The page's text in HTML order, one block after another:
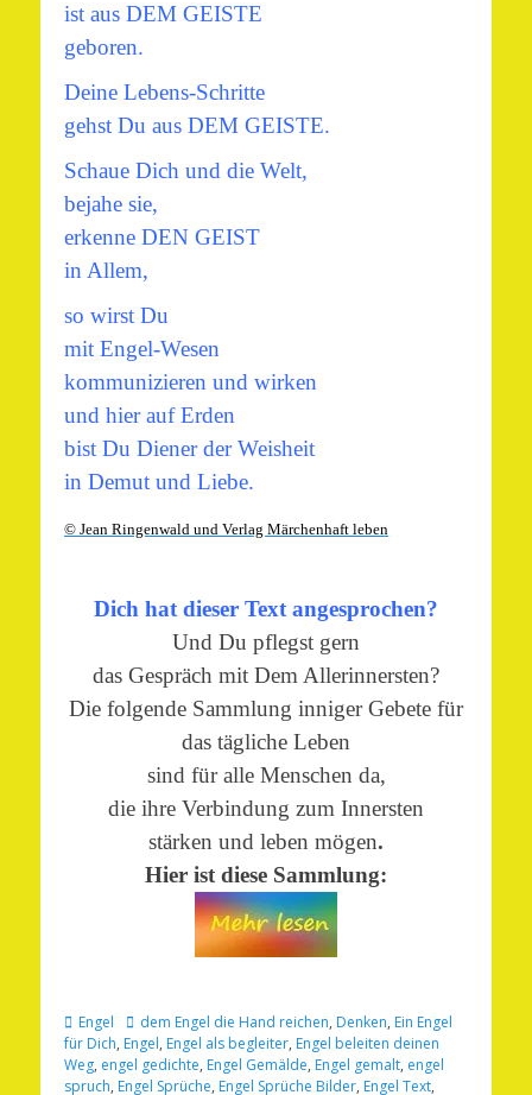
ist aus DEM GEISTE
geboren.
Deine Lebens-Schritte
gehst Du aus DEM GEISTE.
Schaue Dich und die Welt,
bejahe sie,
erkenne DEN GEIST
in Allem,
so wirst Du
mit Engel-Wesen
kommunizieren und wirken
und hier auf Erden
bist Du Diener der Weisheit
in Demut und Liebe.
© Jean Ringenwald und Verlag Märchenhaft leben
Dich hat dieser Text angesprochen?
Und Du pflegst gern
das Gespräch mit Dem Allerinnersten?
Die folgende Sammlung inniger Gebete für
das tägliche Leben
sind für alle Menschen da,
die ihre Verbindung zum Innersten
stärken und leben mögen.
Hier ist diese Sammlung:
Kategorien
Engel Schlagworte
dem Engel die Hand reichen, Denken, Ein Engel
für Dich, Engel, Engel als begleiter, Engel beleiten deinen
Weg, engel gedichte, Engel Gemälde, Engel gemalt, engel
spruch, Engel Sprüche, Engel Sprüche Bilder, Engel Text,